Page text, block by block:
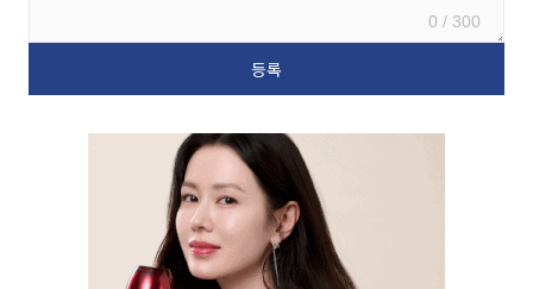
0 / 300